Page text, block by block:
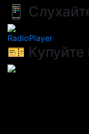
📱
RadioPlayer
🎫 Купуйте